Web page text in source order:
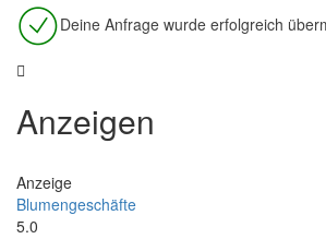
Deine Anfrage wurde erfolgreich
Anzeigen
Anzeige
Blumengeschäfte
5.0